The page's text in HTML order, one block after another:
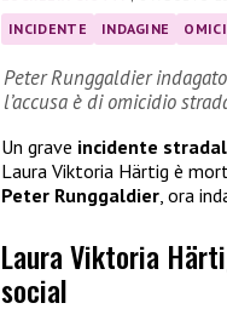
INCIDENTE INDAGINE
Peter Runggaldier
l’accusa è di omicidio
Un grave incidente
Laura Viktoria Härtig è
Peter Runggaldier , ora
Laura Viktoria
social